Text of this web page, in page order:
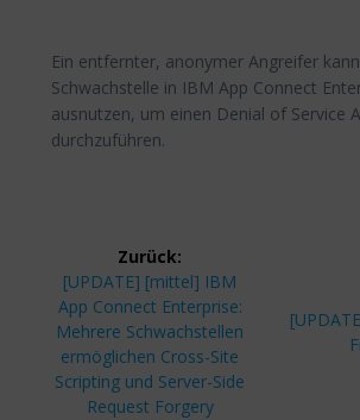
Ein entfernter, anonymer Angreifer
Schwachstelle in IBM App Connect
ausnutzen, um einen Denial of Service
durchzuführen.
Beitragsnavigation
Zurück:
Vorheriger
Beitrag:
[UPDATE] [mittel] IBM
App Connect Enterprise:
Mehrere Schwachstellen
ermöglichen Cross-Site
Scripting und Server-Side
Request Forgery
Nächster